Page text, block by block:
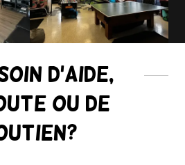
d'aide,
ou de